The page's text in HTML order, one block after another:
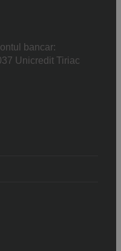
bancar:
Unicredit Tiriac